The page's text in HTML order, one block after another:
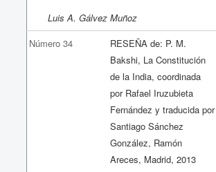
Luis A. Gálvez Muñoz
Número 34
RESEÑA de: P. M.
Bakshi, La Constitución
de la India, coordinada
por Rafael Iruzubieta
Fernández y traducida por
Santiago Sánchez
González, Ramón
Areces, Madrid, 2013